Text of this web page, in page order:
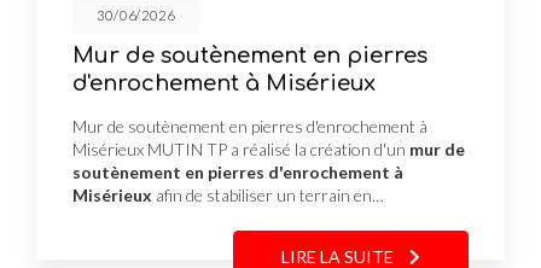
30/06/2026
Mur de soutènement en pierres
d'enrochement à Misérieux
Mur de soutènement en pierres d'enrochement à
Misérieux MUTIN TP a réalisé la création d'un mur de
soutènement en pierres d'enrochement à
Misérieux afin de stabiliser un terrain en…
LIRE LA SUITE